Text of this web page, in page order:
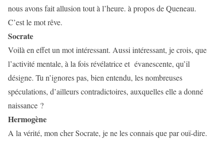
nous avons fait allusion tout à l’heure. à propos de Queneau.
C’est le mot rêve.
Socrate
Voilà en effet un mot intéressant. Aussi intéressant, je crois, que
l’activité mentale, à la fois révélatrice et évanescente, qu’il
désigne. Tu n’ignores pas, bien entendu, les nombreuses
spéculations, d’ailleurs contradictoires, auxquelles elle a donné
naissance ?
Hermogène
A la vérité, mon cher Socrate, je ne les connais que par ouï-dire.